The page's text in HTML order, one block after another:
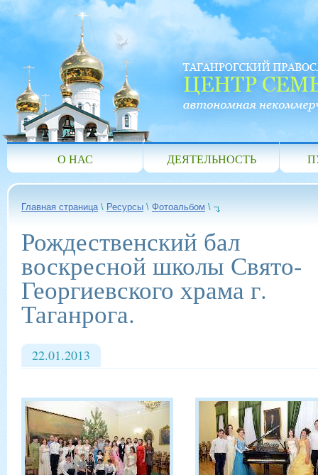
О НАС ДЕЯТЕЛЬНОСТЬ
Главная страница\ Ресурсы \ Фотоальбом \
Рождественский бал
воскресной школы Свято-
Георгиевского храма г.
Таганрога.
22.01.2013